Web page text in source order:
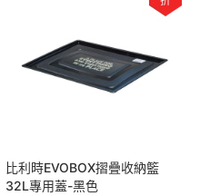
比利時EVOBOX摺疊收納籃
32L專用蓋-黑色